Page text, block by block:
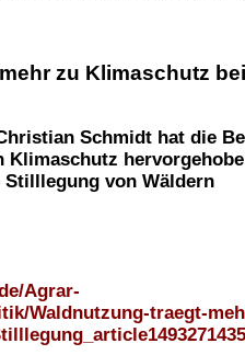
zu Klimaschutz
Schmidt hat die
Klimaschutz
Stilllegung von Wäldern
Agrar-
Waldnutzung-traegt-